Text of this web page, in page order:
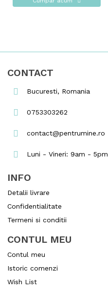
CONTACT
Bucuresti, Romania
0753303262
contact@pentrumine.ro
Luni - Vineri: 9am - 5pm
INFO
Detalii livrare
Confidentialitate
Termeni si conditii
CONTUL MEU
Contul meu
Istoric comenzi
Wish List